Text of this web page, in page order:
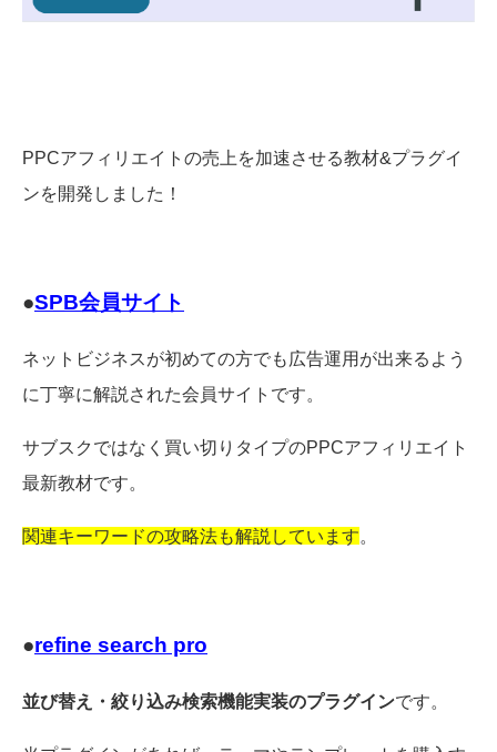
PPCアフィリエイトの売上を加速させる教材&プラグイ
ンを開発しました！
●SPB会員サイト
ネットビジネスが初めての方でも広告運用が出来るよう
に丁寧に解説された会員サイトです。
サブスクではなく買い切りタイプのPPCアフィリエイト
最新教材です。
関連キーワードの攻略法も解説しています。
●refine search pro
並び替え・絞り込み検索機能実装のプラグインです。